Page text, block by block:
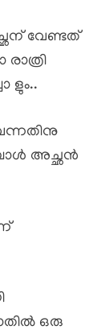
വേണ്ടത്
ളും..
അച്ഛൻ
ഒരു